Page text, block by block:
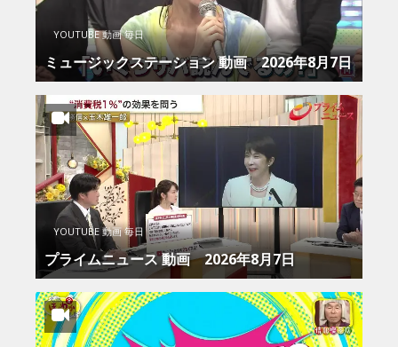
YOUTUBE 動画 毎日
ミュージックステーション 動画 2026年8月7日
YOUTUBE 動画 毎日
プライムニュース 動画 2026年8月7日